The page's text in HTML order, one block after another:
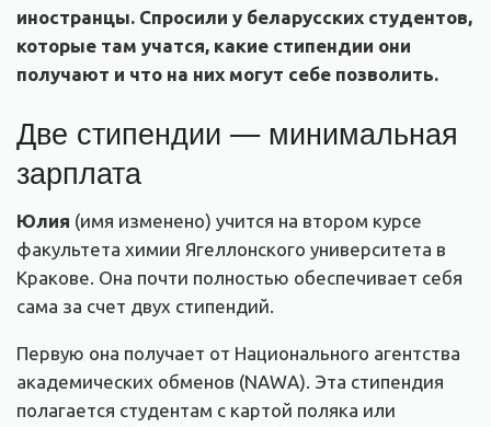
иностранцы. Спросили у беларусских студентов,
которые там учатся, какие стипендии они
получают и что на них могут себе позволить.
Две стипендии — минимальная
зарплата
Юлия (имя изменено) учится на втором курсе
факультета химии Ягеллонского университета в
Кракове. Она почти полностью обеспечивает себя
сама за счет двух стипендий.
Первую она получает от Национального агентства
академических обменов (NAWA). Эта стипендия
полагается студентам с картой поляка или